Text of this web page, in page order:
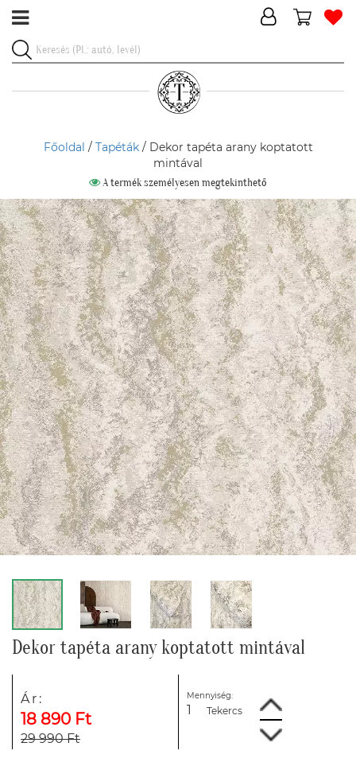
Főoldal / Tapéták/ Dekor tapéta arany koptatott
mintával
A termék személyesen megtekinthető
Dekor tapéta arany koptatott mintával
Ár:
18 890 Ft
29 990 Ft
Mennyiség:
Tekercs